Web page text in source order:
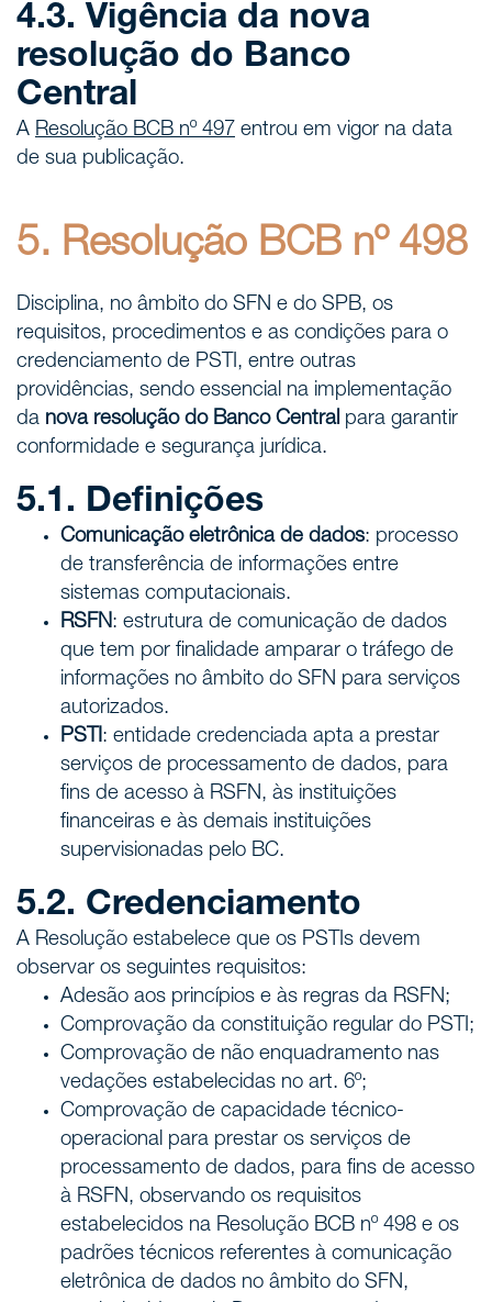
4.3. Vigência da nova
resolução do Banco
Central
A Resolução BCB nº 497 entrou em vigor na data
de sua publicação.
5. Resolução BCB nº 498
Disciplina, no âmbito do SFN e do SPB, os
requisitos, procedimentos e as condições para o
credenciamento de PSTI, entre outras
providências, sendo essencial na implementação
da nova resolução do Banco Central para garantir
conformidade e segurança jurídica.
5.1. Definições
Comunicação eletrônica de dados: processo
de transferência de informações entre
sistemas computacionais.
RSFN: estrutura de comunicação de dados
que tem por finalidade amparar o tráfego de
informações no âmbito do SFN para serviços
autorizados.
PSTI: entidade credenciada apta a prestar
serviços de processamento de dados, para
fins de acesso à RSFN, às instituições
financeiras e às demais instituições
supervisionadas pelo BC.
5.2. Credenciamento
A Resolução estabelece que os PSTIs devem
observar os seguintes requisitos:
Adesão aos princípios e às regras da RSFN;
Comprovação da constituição regular do PSTI;
Comprovação de não enquadramento nas
vedações estabelecidas no art. 6º;
Comprovação de capacidade técnico-
operacional para prestar os serviços de
processamento de dados, para fins de acesso
à RSFN, observando os requisitos
estabelecidos na Resolução BCB nº 498 e os
padrões técnicos referentes à comunicação
eletrônica de dados no âmbito do SFN,